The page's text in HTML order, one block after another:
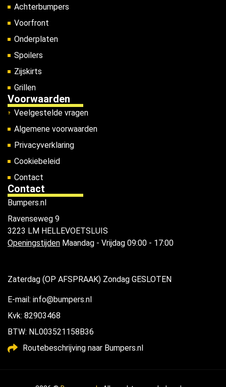
Achterbumpers
Voorfront
Onderplaten
Spoilers
Zijskirts
Grillen
Voorwaarden
Veelgestelde vragen
Algemene voorwaarden
Privacyverklaring
Cookiebeleid
Contact
Contact
Bumpers.nl
Ravenseweg 9
3223 LM HELLEVOETSLUIS
Openingstijden Maandag - Vrijdag 09:00 - 17:00
Zaterdag (OP AFSPRAAK) Zondag GESLOTEN
E-mail: info@bumpers.nl
Kvk: 82903468
BTW: NL003521158B36
Routebeschrijving naar Bumpers.nl